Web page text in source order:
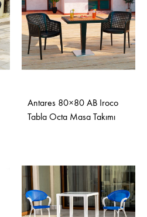
Antares 80×80 AB Iroco
Tabla Octa Masa Takımı